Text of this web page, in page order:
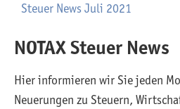
Steuer News Juli 2021
NOTAX Steuer News
Hier informieren wir Sie jeden
Neuerungen zu Steuern,